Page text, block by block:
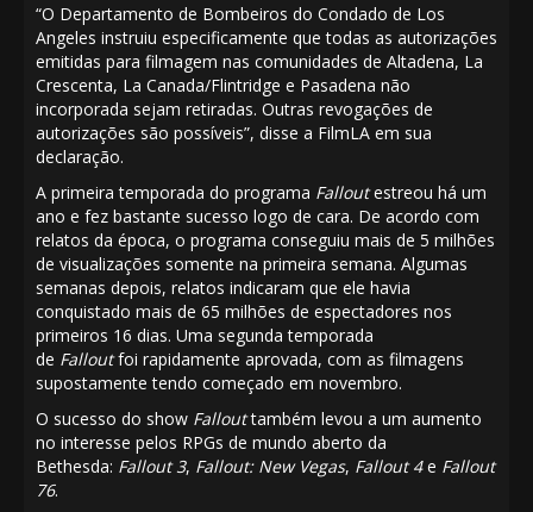
“O Departamento de Bombeiros do Condado de Los
Angeles instruiu especificamente que todas as autorizações
emitidas para filmagem nas comunidades de Altadena, La
Crescenta, La Canada/Flintridge e Pasadena não
incorporada sejam retiradas. Outras revogações de
autorizações são possíveis”, disse a FilmLA em sua
declaração.
A primeira temporada do programa Falloutestreou há um
ano e fez bastante sucesso logo de cara. De acordo com
relatos da época, o programa conseguiu mais de 5 milhões
de visualizações somente na primeira semana. Algumas
semanas depois, relatos indicaram que ele havia
conquistado mais de 65 milhões de espectadores nos
primeiros 16 dias. Uma segunda temporada
de Falloutfoi rapidamente aprovada, com as filmagens
supostamente tendo começado em novembro.
O sucesso do show Fallouttambém levou a um aumento
no interesse pelos RPGs de mundo aberto da
Bethesda: Fallout 3, Fallout: New Vegas, Fallout 4e Fallout
76.